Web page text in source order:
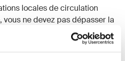
locales de circulation
ne devez pas dépasser la
lorsque vous
de toit, généralement